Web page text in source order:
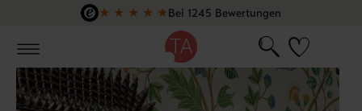
Zum Hauptinhalt springen
★ ★ ★ ★ ★Bei 1245 Bewertungen